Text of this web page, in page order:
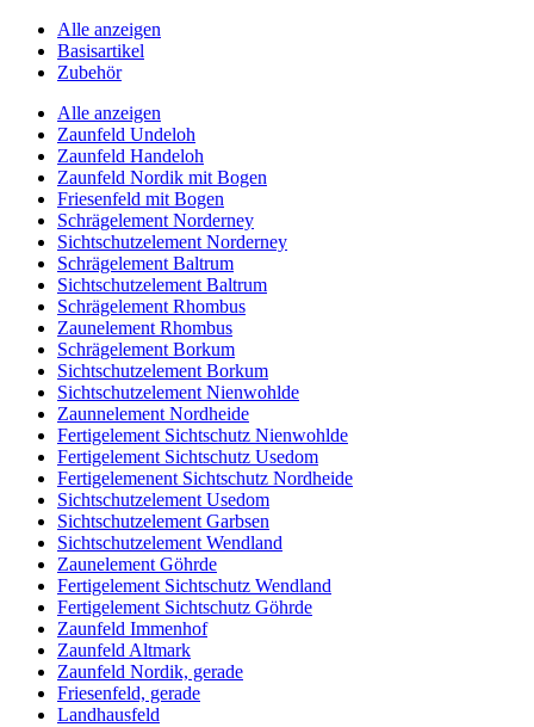
Alle anzeigen
Basisartikel
Zubehör
Alle anzeigen
Zaunfeld Undeloh
Zaunfeld Handeloh
Zaunfeld Nordik mit Bogen
Friesenfeld mit Bogen
Schrägelement Norderney
Sichtschutzelement Norderney
Schrägelement Baltrum
Sichtschutzelement Baltrum
Schrägelement Rhombus
Zaunelement Rhombus
Schrägelement Borkum
Sichtschutzelement Borkum
Sichtschutzelement Nienwohlde
Zaunnelement Nordheide
Fertigelement Sichtschutz Nienwohlde
Fertigelement Sichtschutz Usedom
Fertigelemenent Sichtschutz Nordheide
Sichtschutzelement Usedom
Sichtschutzelement Garbsen
Sichtschutzelement Wendland
Zaunelement Göhrde
Fertigelement Sichtschutz Wendland
Fertigelement Sichtschutz Göhrde
Zaunfeld Immenhof
Zaunfeld Altmark
Zaunfeld Nordik, gerade
Friesenfeld, gerade
Landhausfeld